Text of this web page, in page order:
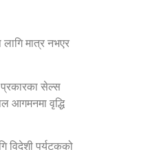
मात्र नभएर
प्रकारका सेल्स
आगमनमा वृद्धि
विदेशी पर्यटकको